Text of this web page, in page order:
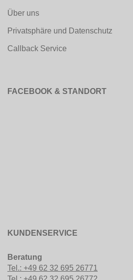
Über uns
Privatsphäre und Datenschutz
Callback Service
FACEBOOK & STANDORT
KUNDENSERVICE
Beratung
Tel.: +49 62 32 695 26771